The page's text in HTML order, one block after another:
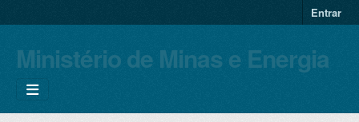
Entrar
Ministério de Minas e Energia